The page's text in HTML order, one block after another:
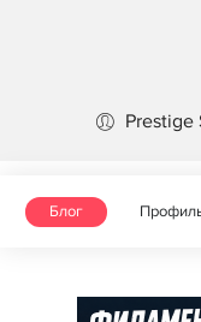
Prestige
Блог